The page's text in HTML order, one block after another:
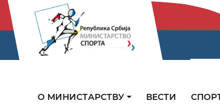
О МИНИСТАРСТВУ ВЕСТИ